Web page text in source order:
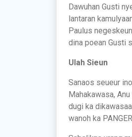
Dawuhan Gusti
lantaran
Paulus
dina poean Gusti
Ulah Sieun
Sanaos seueur
Mahakawasa,
dugi ka
wanoh ka